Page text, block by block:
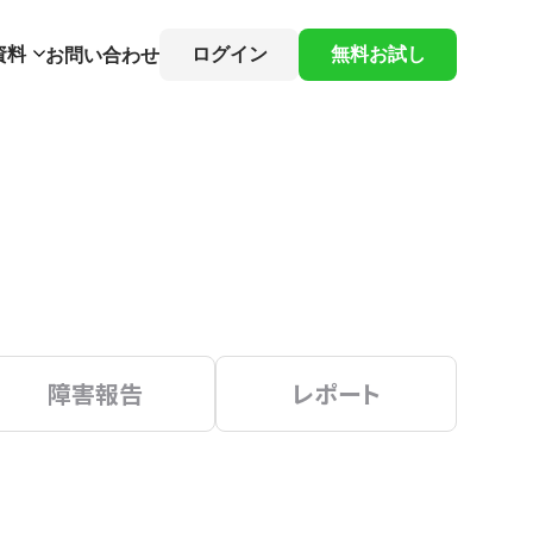
料 お問い合わせ ログイン 無料お試し
障害報告 レポート